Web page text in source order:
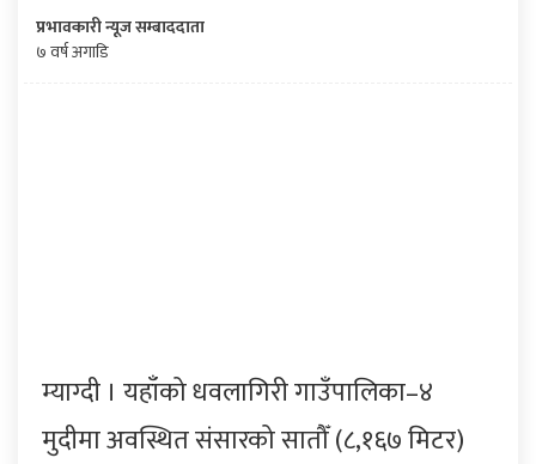
प्रभावकारी न्यूज सम्बाददाता
७ वर्ष अगाडि
म्याग्दी । यहाँको धवलागिरी गाउँपालिका–४
मुदीमा अवस्थित संसारको सातौँ (८,१६७ मिटर)